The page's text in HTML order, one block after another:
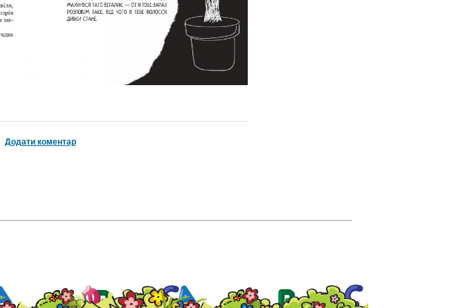
Додати коментар